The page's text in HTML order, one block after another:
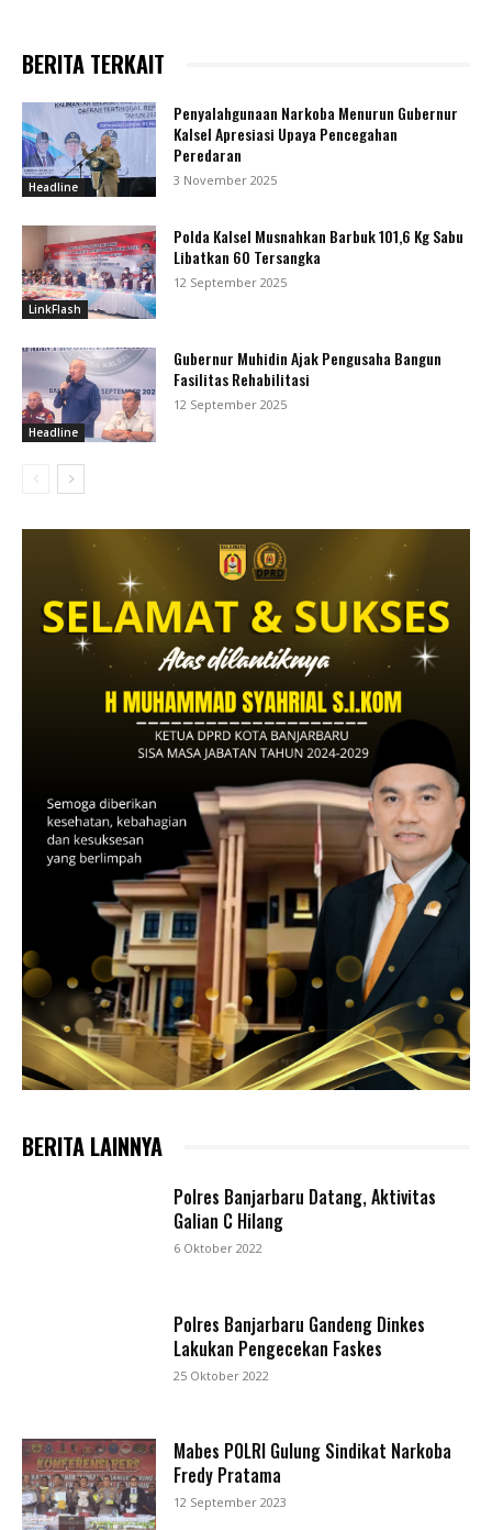
BERITA TERKAIT
Headline
Penyalahgunaan Narkoba Menurun Gubernur
Kalsel Apresiasi Upaya Pencegahan
Peredaran
3 November 2025
LinkFlash
Polda Kalsel Musnahkan Barbuk 101,6 Kg Sabu
Libatkan 60 Tersangka
12 September 2025
Headline
Gubernur Muhidin Ajak Pengusaha Bangun
Fasilitas Rehabilitasi
12 September 2025
BERITA LAINNYA
Polres Banjarbaru Datang, Aktivitas
Galian C Hilang
6 Oktober 2022
Polres Banjarbaru Gandeng Dinkes
Lakukan Pengecekan Faskes
25 Oktober 2022
Mabes POLRI Gulung Sindikat Narkoba
Fredy Pratama
12 September 2023